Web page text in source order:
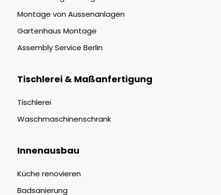
Montage von Aussenanlagen
Gartenhaus Montage
Assembly Service Berlin
Tischlerei & Maßanfertigung
Tischlerei
Waschmaschinenschrank
Innenausbau
Küche renovieren
Badsanierung